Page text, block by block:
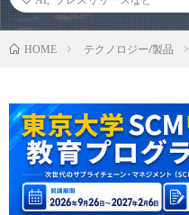
HOME テクノロジー/製品